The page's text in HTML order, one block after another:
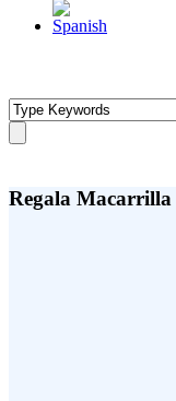
Regala Macarrilla